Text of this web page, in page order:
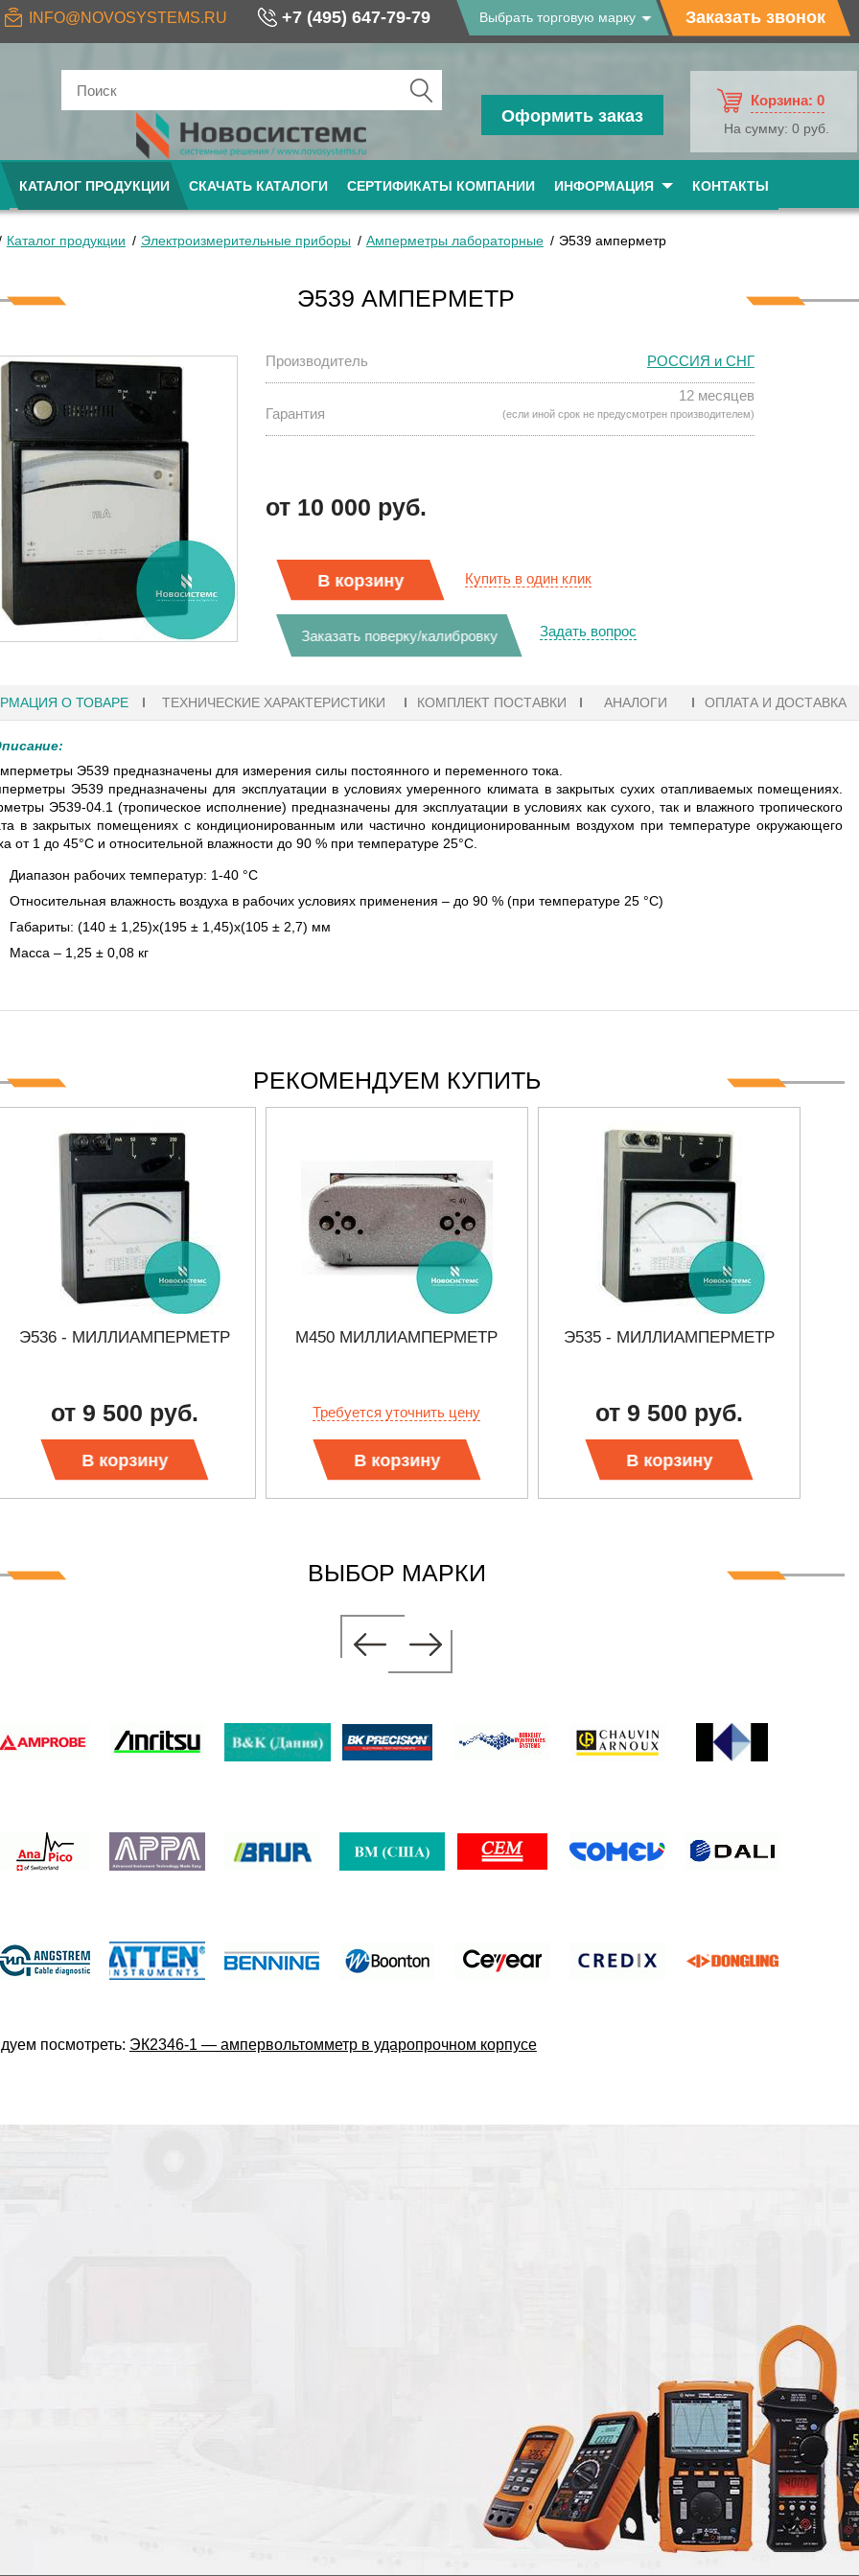
INFO@NOVOSYSTEMS.RU +7 (495) 647-79-79 Выбрать торговую марку Заказать звонок
Оформить заказ
Корзина: 0
На сумму: 0 руб.
КАТАЛОГ ПРОДУКЦИИ СКАЧАТЬ КАТАЛОГИ СЕРТИФИКАТЫ КОМПАНИИ ИНФОРМАЦИЯ КОНТАКТЫ
18:41
KEYSIGHT
27.01.2023 10:06
В НАЛИЧИИ! ZVH8, АНАЛИЗАТОР
(ГОСРЕЕСТР РФ)
Каталог продукции Электроизмерительные приборы Амперметры лабораторные Э539 амперметр
Э539 АМПЕРМЕТР
Производитель РОССИЯ и СНГ
Гарантия
12 месяцев
(если иной срок не предусмотрен производителем)
от 10 000 руб.
В корзину Купить в один клик
Заказать поверку/калибровку Задать вопрос
О ТОВАРЕ ТЕХНИЧЕСКИЕ ХАРАКТЕРИСТИКИ КОМПЛЕКТ ПОСТАВКИ АНАЛОГИ ОПЛАТА И ДОСТАВКА
Э539 предназначены для измерения силы постоянного и переменного тока.
Э539 предназначены для эксплуатации в условиях умеренного климата в закрытых сухих отапливаемых помещениях.
Э539-04.1 (тропическое исполнение) предназначены для эксплуатации в условиях как сухого, так и влажного тропического
в закрытых помещениях с кондиционированным или частично кондиционированным воздухом при температуре окружающего
от 1 до 45°С и относительной влажности до 90 % при температуре 25°С.
Диапазон рабочих температур: 1-40 °С
Относительная влажность воздуха в рабочих условиях применения – до 90 % (при температуре 25 °С)
Габариты: (140 ± 1,25)х(195 ± 1,45)х(105 ± 2,7) мм
Масса – 1,25 ± 0,08 кг
РЕКОМЕНДУЕМ КУПИТЬ
Э536 - МИЛЛИАМПЕРМЕТР
от 9 500 руб.
В корзину
М450 МИЛЛИАМПЕРМЕТР
Требуется уточнить цену
В корзину
Э535 - МИЛЛИАМПЕРМЕТР
от 9 500 руб.
В корзину
ВЫБОР МАРКИ
посмотреть: ЭК2346-1 — ампервольтомметр в ударопрочном корпусе